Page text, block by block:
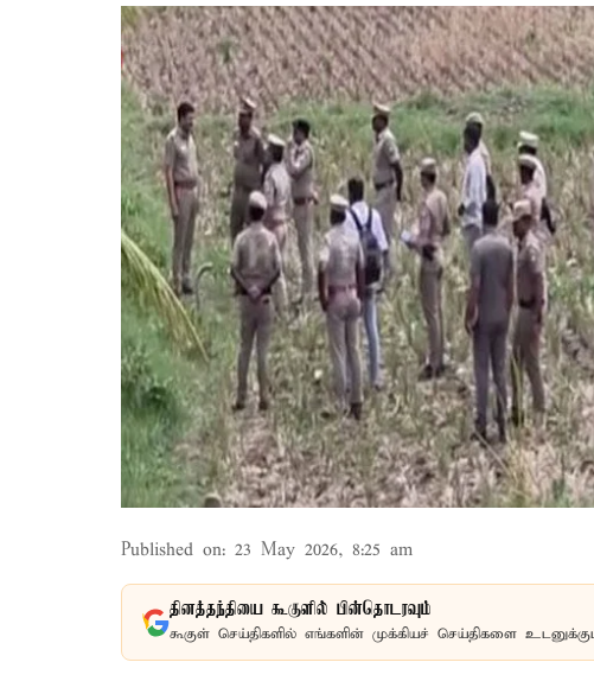
Published on: 23 May 2026, 8:25 am
தினத்தந்தியை கூகுளில் பின்தொடரவும்
கூகுள் செய்திகளில் எங்களின் முக்கியச் செய்திகளை